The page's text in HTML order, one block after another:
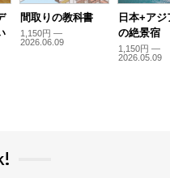
間取りの教科書
1,150円 —
2026.06.09
日本+アジ
の絶景宿
1,150円 —
2026.05.09